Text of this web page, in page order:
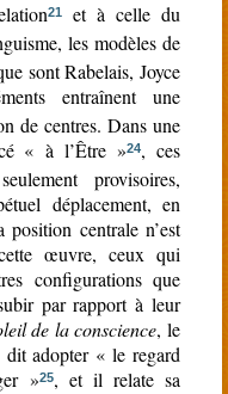
21et à celle du
les modèles de
sont Rabelais, Joyce
entraînent une
de centres. Dans une
« à l’Être »24, ces
provisoires,
déplacement, en
centrale n’est
œuvre, ceux qui
configurations que
par rapport à leur
de la conscience, le
adopter « le regard
»25, et il relate sa